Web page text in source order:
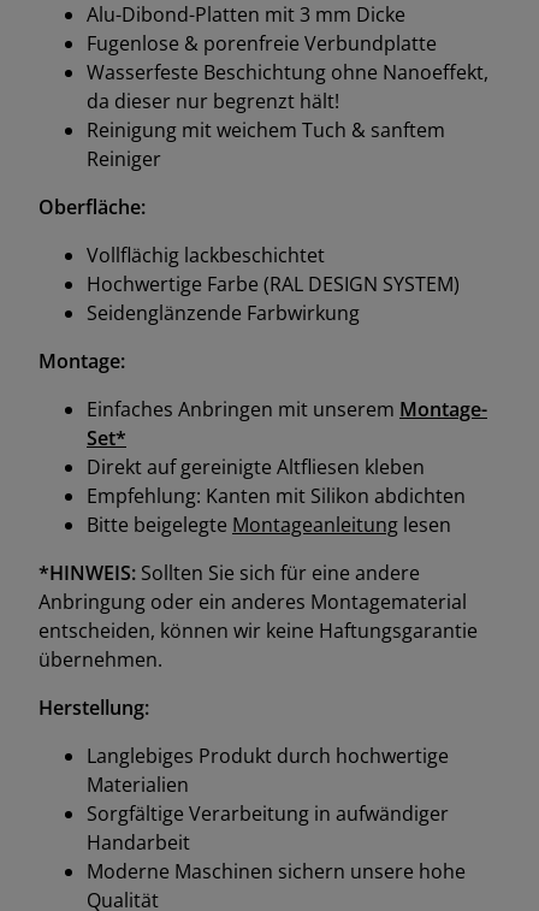
Alu-Dibond-Platten mit 3 mm Dicke
Fugenlose & porenfreie Verbundplatte
Wasserfeste Beschichtung ohne Nanoeffekt,
da dieser nur begrenzt hält!
Reinigung mit weichem Tuch & sanftem
Reiniger
Oberfläche:
Vollflächig lackbeschichtet
Hochwertige Farbe (RAL DESIGN SYSTEM)
Seidenglänzende Farbwirkung
Montage:
Einfaches Anbringen mit unserem Montage-
Set*
Direkt auf gereinigte Altfliesen kleben
Empfehlung: Kanten mit Silikon abdichten
Bitte beigelegte Montageanleitung lesen
*HINWEIS: Sollten Sie sich für eine andere
Anbringung oder ein anderes Montagematerial
entscheiden, können wir keine Haftungsgarantie
übernehmen.
Herstellung:
Langlebiges Produkt durch hochwertige
Materialien
Sorgfältige Verarbeitung in aufwändiger
Handarbeit
Moderne Maschinen sichern unsere hohe
Qualität